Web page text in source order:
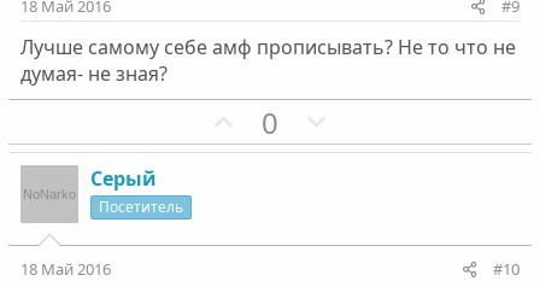
в
н
ы
г
н
ы
г
18 Май 2016 #9
Лучше самому себе амф прописывать? Не то что не
думая- не зная?
П
о
т
0
е
т
Серый
Посетитель
18 Май 2016 #10